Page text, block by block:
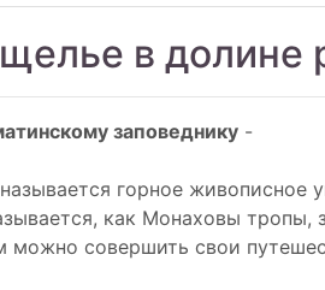
в долине
заповеднику -
горное живописное
как Монаховы тропы,
совершить свои